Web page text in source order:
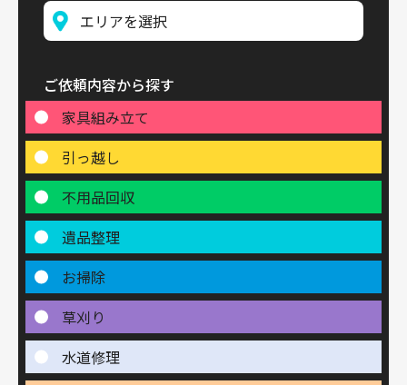
ご依頼内容から探す
家具組み立て
引っ越し
不用品回収
遺品整理
お掃除
草刈り
水道修理